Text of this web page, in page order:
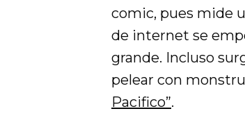
comic, pues mide
de internet se
grande. Incluso
pelear con
Pacifico”.